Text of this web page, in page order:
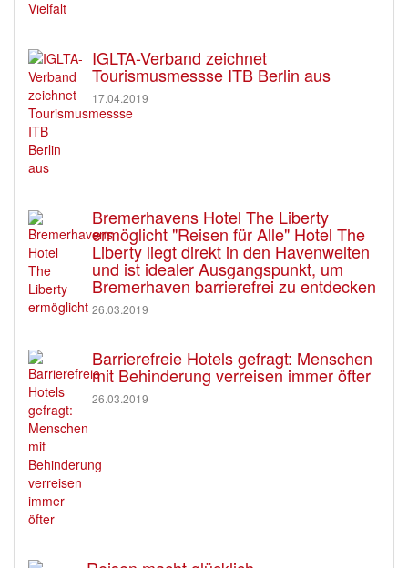
IGLTA-Verband zeichnet
Tourismusmessse ITB Berlin aus
17.04.2019
Bremerhavens Hotel The Liberty
ermöglicht "Reisen für Alle" Hotel The
Liberty liegt direkt in den Havenwelten
und ist idealer Ausgangspunkt, um
Bremerhaven barrierefrei zu entdecken
26.03.2019
Barrierefreie Hotels gefragt: Menschen
mit Behinderung verreisen immer öfter
26.03.2019